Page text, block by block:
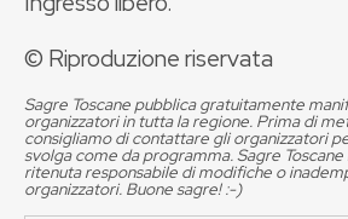
© Riproduzione riservata
Sagre Toscane pubblica gratuitamente
organizzatori in tutta la regione. Prima di
consigliamo di contattare gli organizzatori
svolga come da programma. Sagre
ritenuta responsabile di modifiche o
organizzatori. Buone sagre! :-)